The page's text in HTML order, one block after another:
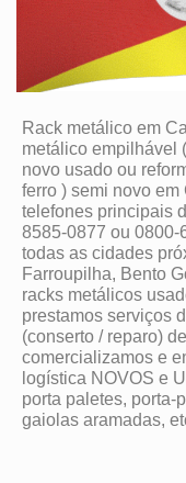
Rack metálico em
metálico empilhável
novo usado ou
ferro ) semi novo
telefones principais
8585-0877 ou
todas as cidades
Farroupilha, Bento
racks metálicos
prestamos serviços
(conserto / reparo)
comercializamos e
logística NOVOS e
porta paletes, porta-
gaiolas aramadas,